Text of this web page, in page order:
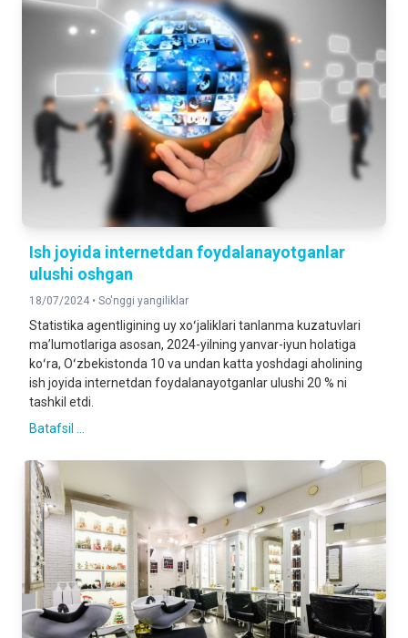
Ish joyida internetdan foydalanayotganlar
ulushi oshgan
18/07/2024 • So'nggi yangiliklar
Statistika agentligining uy xoʻjaliklari tanlanma kuzatuvlari
maʼlumotlariga asosan, 2024-yilning yanvar-iyun holatiga
koʻra, Oʻzbekistonda 10 va undan katta yoshdagi aholining
ish joyida internetdan foydalanayotganlar ulushi 20 % ni
tashkil etdi.
Batafsil ...